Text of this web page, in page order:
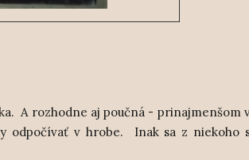
A rozhodne aj poučná - prinajmenšom
odpočívať v hrobe. Inak sa z niekoho